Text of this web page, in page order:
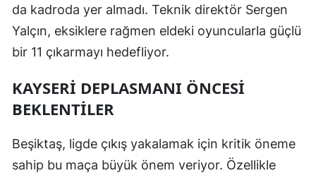
Trabzon
Tunceli
Uşak
Yozgat
da kadroda yer almadı. Teknik direktör Sergen
Yalçın, eksiklere rağmen eldeki oyuncularla güçlü
bir 11 çıkarmayı hedefliyor.
KAYSERI DEPLASMANI ÖNCESI
BEKLENTILER
Beşiktaş, ligde çıkış yakalamak için kritik öneme
sahip bu maça büyük önem veriyor. Özellikle